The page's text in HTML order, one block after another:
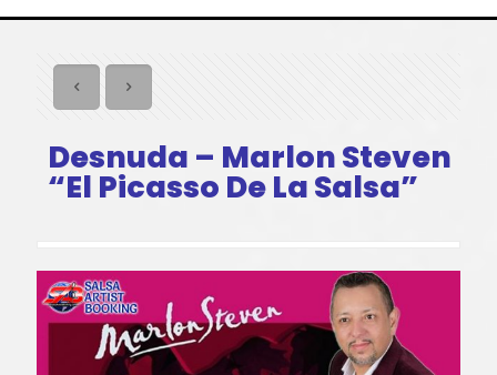
Desnuda – Marlon Steven
“El Picasso De La Salsa”